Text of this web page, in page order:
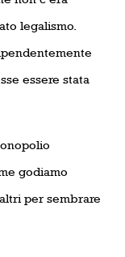
legalismo.
essere stata
godiamo
per sembrare